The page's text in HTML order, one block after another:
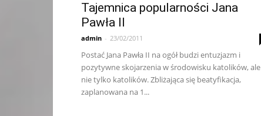
Tajemnica popularności Jana
Pawła II
admin - 23/02/2011
Postać Jana Pawła II na ogół budzi entuzjazm i
pozytywne skojarzenia w środowisku katolików, ale
nie tylko katolików. Zbliżająca się beatyfikacja,
zaplanowana na 1...